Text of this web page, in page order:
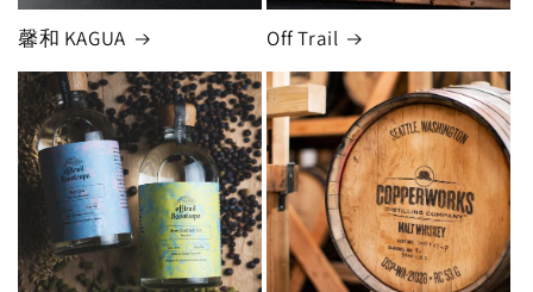
馨和 KAGUA Off Trail